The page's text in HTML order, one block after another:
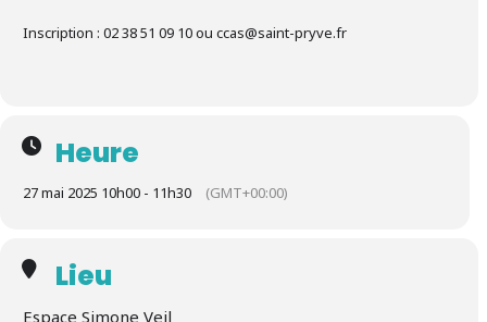
Inscription : 02 38 51 09 10 ou ccas@saint-pryve.fr
Heure
27 mai 2025 10h00 - 11h30 (GMT+00:00)
Lieu
Espace Simone Veil